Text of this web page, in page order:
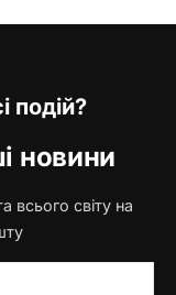
подій?
новини
всього світу на